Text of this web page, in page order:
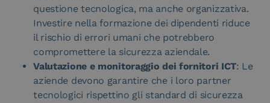
questione tecnologica, ma anche organizzativa.
Investire nella formazione dei dipendenti riduce
il rischio di errori umani che potrebbero
compromettere la sicurezza aziendale.
Valutazione e monitoraggio dei fornitori ICT: Le
aziende devono garantire che i loro partner
tecnologici rispettino gli standard di sicurezza